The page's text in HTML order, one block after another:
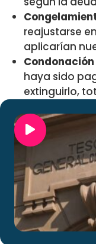
reajustarse
aplicarían
haya sido
extinguirlo,